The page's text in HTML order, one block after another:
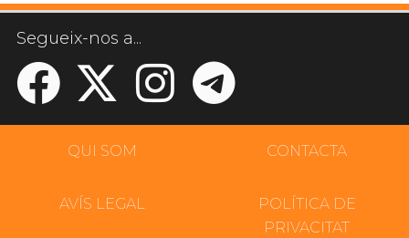
Segueix-nos a...
QUI SOM CONTACTA
AVÍS LEGAL
POLÍTICA DE
PRIVACITAT